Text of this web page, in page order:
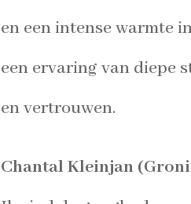
en een intense warmte
een ervaring van diepe
en vertrouwen.
Chantal Kleinjan